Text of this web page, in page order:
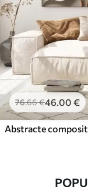
76.66€46.00 €
Abstracte